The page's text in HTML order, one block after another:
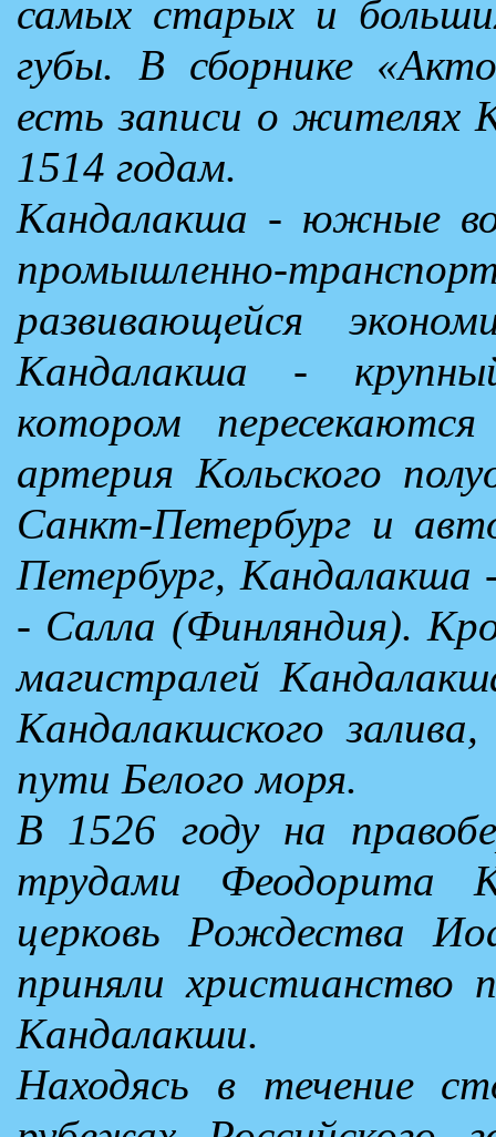
самых старых и
губы. В сборнике
есть записи о жителях
1514 годам.
Кандалакша - южные
промышленно-
развивающейся
Кандалакша -
котором
артерия Кольского
Санкт-Петербург и
Петербург, Кандалакша
- Салла (Финляндия).
магистралей
Кандалакшского
пути Белого моря.
В 1526 году на
трудами Феодорита
церковь Рождества
приняли
Кандалакши.
Находясь в течение